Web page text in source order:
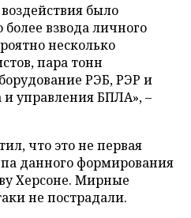
воздействия было
взвода личного
несколько
пара тонн
РЭБ, РЭР и
и управления БПЛА», –
что это не первая
данного формирования
Херсоне. Мирные
не пострадали.